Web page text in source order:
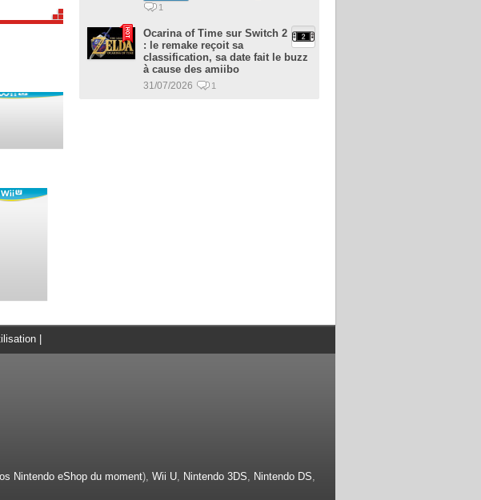
1
Ocarina of Time sur Switch 2
: le remake reçoit sa
classification, sa date fait le buzz
à cause des amiibo
31/07/2026 1
Nintendo eShop du moment), Wii U, Nintendo 3DS, Nintendo DS,